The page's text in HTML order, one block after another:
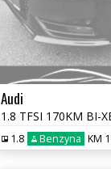
Audi
1.8 Benzyna KM